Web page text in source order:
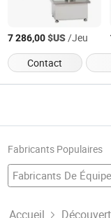
7 286,00$US/Jeu
Contact
Fabricants Populaires
Fabricants De
Accueil